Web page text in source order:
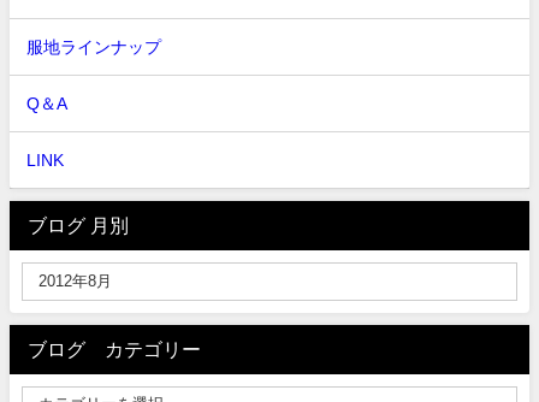
服地ラインナップ
Q＆A
LINK
ブログ 月別
ブログ カテゴリー